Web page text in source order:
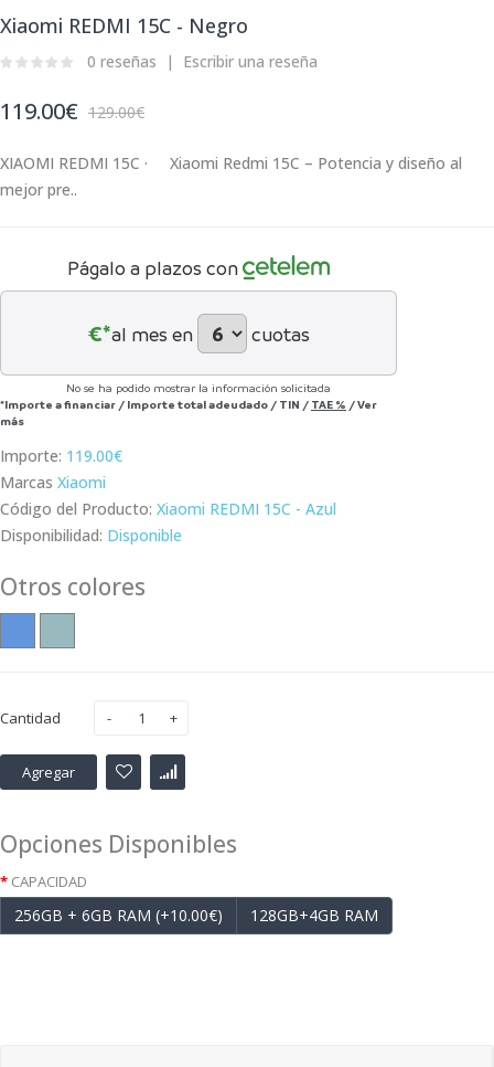
Xiaomi REDMI 15C - Negro
0 reseñas Escribir una reseña
119.00€ 129.00€
XIAOMI REDMI 15C · Xiaomi Redmi 15C – Potencia y diseño al
mejor pre..
Págalo a plazos con
€*al mes en cuotas
No se ha podido mostrar la información solicitada
*Importe a financiar / Importe total adeudado / TIN / TAE % /Ver
más
Importe: 119.00€
Marcas Xiaomi
Código del Producto: Xiaomi REDMI 15C - Azul
Disponibilidad: Disponible
Otros colores
Cantidad
Agregar
Opciones Disponibles
CAPACIDAD
256GB + 6GB RAM (+10.00€) 128GB+4GB RAM